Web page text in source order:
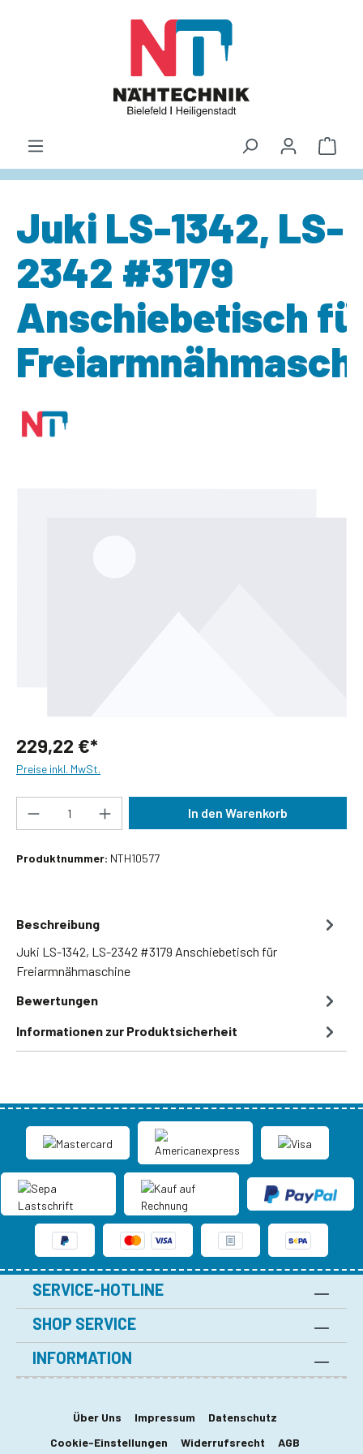
Juki LS-1342, LS-
2342 #3179
Anschiebetisch
229,22 €*
Preise inkl. MwSt.
Produkt Anzahl: Gib den gewünschten Wert
In den Warenkorb
Produktnummer: NTH10577
Beschreibung
Juki LS-1342, LS-2342 #3179 Anschiebetisch für
Freiarmnähmaschine
Bewertungen
Informationen zur Produktsicherheit
SERVICE-HOTLINE
SHOP SERVICE
INFORMATION
Über Uns Impressum
Datenschutz
Cookie-Einstellungen
Widerrufsrecht AGB